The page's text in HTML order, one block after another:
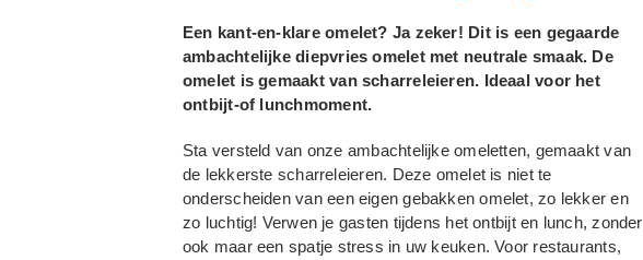
Een kant-en-klare omelet? Ja zeker! Dit is een gegaarde
ambachtelijke diepvries omelet met neutrale smaak. De
omelet is gemaakt van scharreleieren. Ideaal voor het
ontbijt-of lunchmoment.
Sta versteld van onze ambachtelijke omeletten, gemaakt van
de lekkerste scharreleieren. Deze omelet is niet te
onderscheiden van een eigen gebakken omelet, zo lekker en
zo luchtig! Verwen je gasten tijdens het ontbijt en lunch, zonder
ook maar een spatje stress in uw keuken. Voor restaurants,